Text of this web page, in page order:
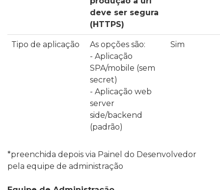
deve ser segura
(HTTPS)
Tipo de aplicação
As opções são:
- Aplicação
SPA/mobile (sem
secret)
- Aplicação web
server
side/backend
(padrão)
Sim
*preenchida depois via Painel do Desenvolvedor
pela equipe de administração